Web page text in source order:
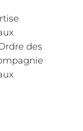
des